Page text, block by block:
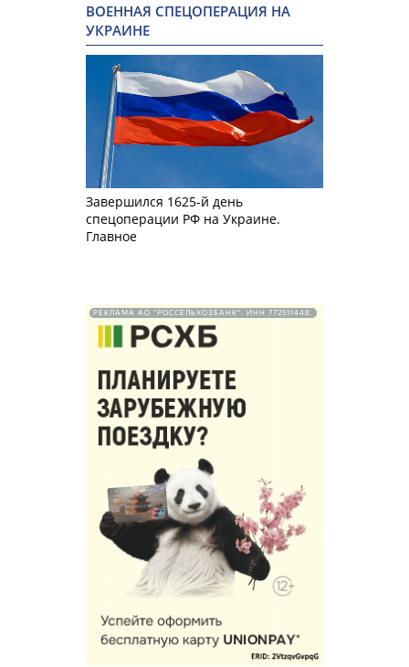
ВОЕННАЯ СПЕЦОПЕРАЦИЯ НА
УКРАИНЕ
Завершился 1625-й день
спецоперации РФ на Украине.
Главное
РЕКЛАМА АО "РОССЕЛЬХОЗБАНК". ИНН 772511448.